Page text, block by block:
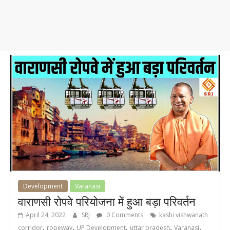
Development Varanasi
वाराणसी रोपवे परियोजना में हुआ बड़ा परिवर्तन
April 24, 2022 SRJ 0 Comments
kashi vishwanath
corridor, ropeway, UP Development, uttar pradesh, Varanasi,